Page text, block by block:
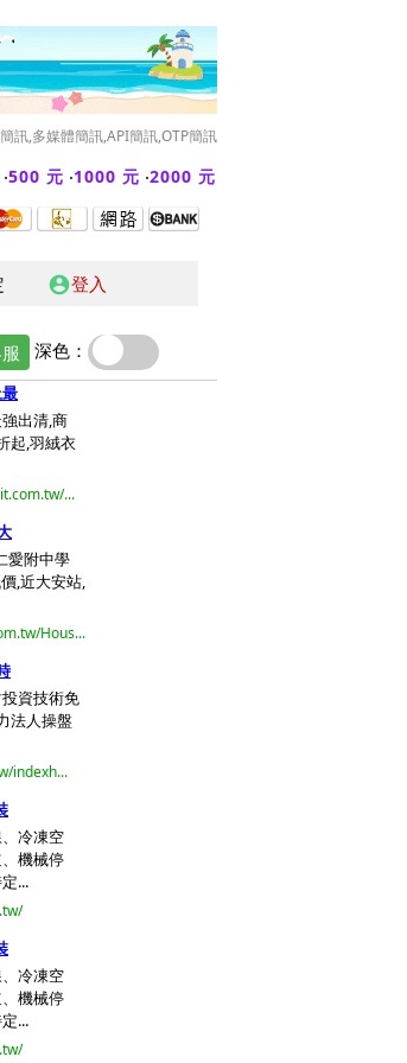
訊,多媒體簡訊,API簡訊,OTP簡訊
‧500 元 ‧1000 元 ‧2000 元
account_circle登入
深色：
出清,商
起,羽絨衣
...
愛附中學
,近大安站,
Hous...
資技術免
法人操盤
indexh...
冷凍空
機械停
...
冷凍空
機械停
...